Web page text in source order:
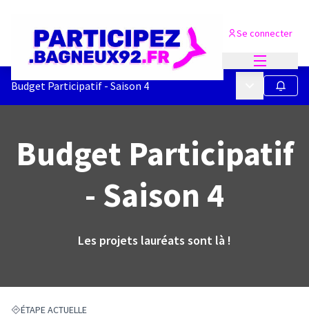
Se connecter
Budget Participatif - Saison 4 Menu Suivre
Budget Participatif
- Saison 4
Les projets lauréats sont là !
ÉTAPE ACTUELLE